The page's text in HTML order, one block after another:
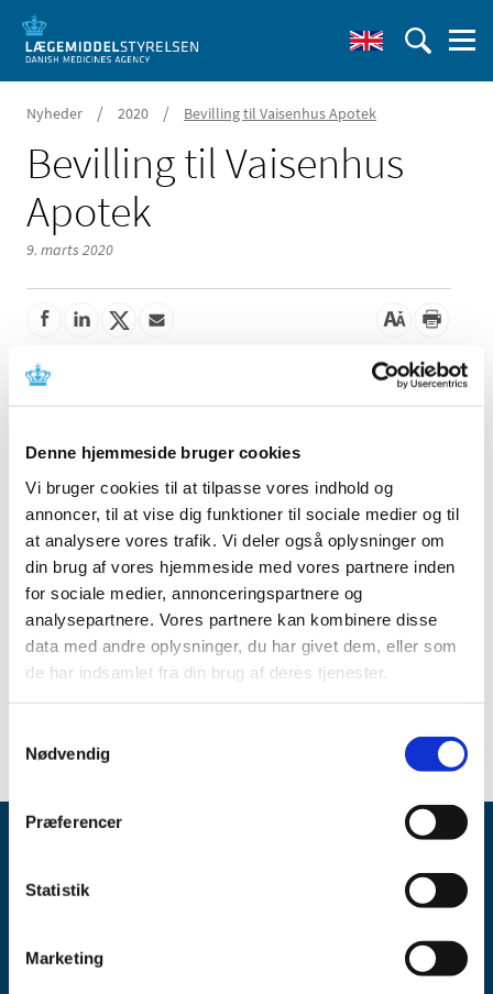
Denne hjemmeside bruger cookies
Vi bruger cookies til at tilpasse vores indhold og
annoncer, til at vise dig funktioner til sociale medier og til
at analysere vores trafik. Vi deler også oplysninger om
din brug af vores hjemmeside med vores partnere inden
for sociale medier, annonceringspartnere og
analysepartnere. Vores partnere kan kombinere disse
data med andre oplysninger, du har givet dem, eller som
de har indsamlet fra din brug af deres tjenester.
Nødvendig
Præferencer
Statistik
Marketing
Nyheder / 2020 / Bevilling til Vaisenhus Apotek
Bevilling til Vaisenhus
Apotek
9. marts 2020
Lægemiddelstyrelsen har den 4. marts 2020 meddelt at
Bilal Habes Sadeg Marashdeh får bevilling til at drive
Der har været 6 ansøgere til bevillingen. Bevillingen har
været opslået ledig efter Lov om apoteksvirksomhed §15,
stk. 1 og stk. 2.
Emner
Apoteker
Apotekerbevillinger
Udnævnelser til apoteker